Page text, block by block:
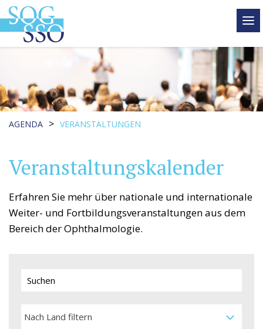
AGENDA > VERANSTALTUNGEN
Veranstaltungskalender
Erfahren Sie mehr über nationale und internationale
Weiter- und Fortbildungsveranstaltungen aus dem
Bereich der Ophthalmologie.
Nach Land filtern